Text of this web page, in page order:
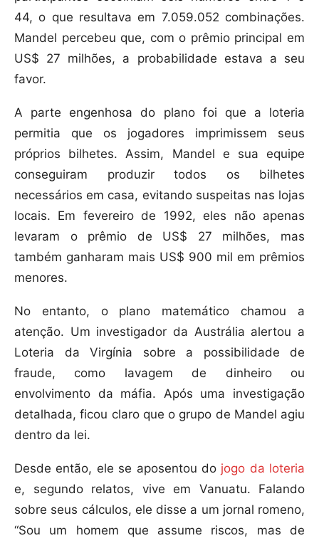
44, o que resultava em 7.059.052 combinações.
Mandel percebeu que, com o prêmio principal em
US$ 27 milhões, a probabilidade estava a seu
favor.
A parte engenhosa do plano foi que a loteria
permitia que os jogadores imprimissem seus
próprios bilhetes. Assim, Mandel e sua equipe
conseguiram produzir todos os bilhetes
necessários em casa, evitando suspeitas nas lojas
locais. Em fevereiro de 1992, eles não apenas
levaram o prêmio de US$ 27 milhões, mas
também ganharam mais US$ 900 mil em prêmios
menores.
No entanto, o plano matemático chamou a
atenção. Um investigador da Austrália alertou a
Loteria da Virgínia sobre a possibilidade de
fraude, como lavagem de dinheiro ou
envolvimento da máfia. Após uma investigação
detalhada, ficou claro que o grupo de Mandel agiu
dentro da lei.
Desde então, ele se aposentou do jogo da loteria
e, segundo relatos, vive em Vanuatu. Falando
sobre seus cálculos, ele disse a um jornal romeno,
“Sou um homem que assume riscos, mas de